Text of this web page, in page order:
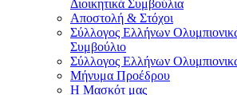
Διοικητικά Συμβούλια
Αποστολή & Στόχοι
Σύλλογος Ελλήνων
Συμβούλιο
Σύλλογος Ελλήνων
Μήνυμα Προέδρου
Η Μασκότ μας